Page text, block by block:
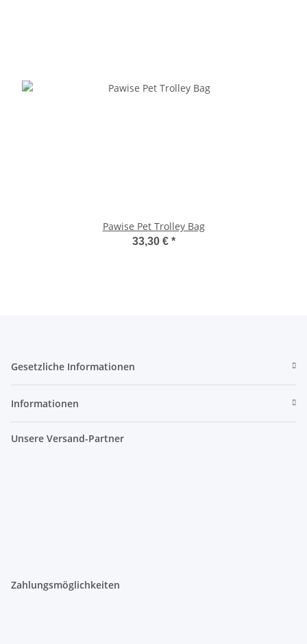
Pawise Pet Trolley Bag
33,30 € *
Gesetzliche Informationen
Informationen
Unsere Versand-Partner
Zahlungsmöglichkeiten